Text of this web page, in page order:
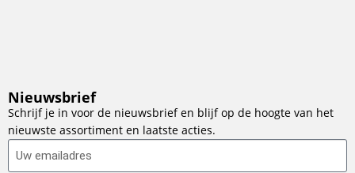
Nieuwsbrief
Schrijf je in voor de nieuwsbrief en blijf op de hoogte van het
nieuwste assortiment en laatste acties.